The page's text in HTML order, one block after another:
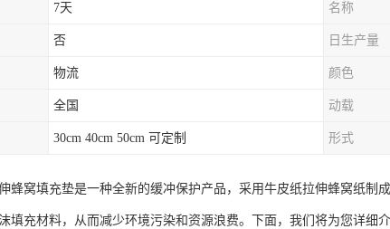
7天 名称
否 日生产量
物流 颜色
全国 动载
30cm 40cm 50cm 可定制 形式
蜂窝填充垫是一种全新的缓冲保护产品，采用牛皮纸拉伸蜂窝纸制
填充材料，从而减少环境污染和资源浪费。下面，我们将为您详细